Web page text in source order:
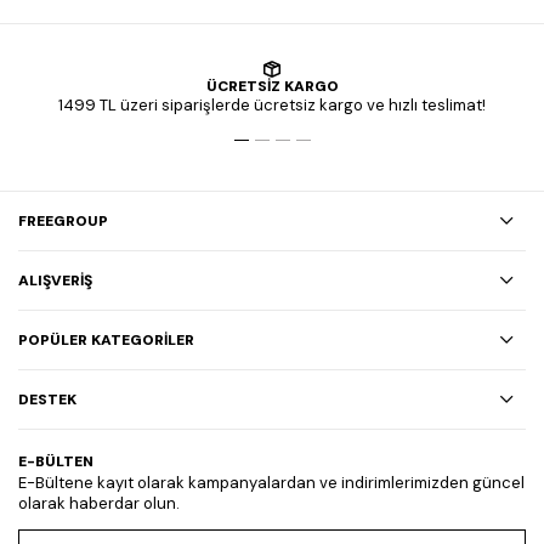
ÜCRETSİZ KARGO
1499 TL üzeri siparişlerde ücretsiz kargo ve hızlı teslimat!
FREEGROUP
ALIŞVERİŞ
POPÜLER KATEGORİLER
DESTEK
E-BÜLTEN
E-Bültene kayıt olarak kampanyalardan ve indirimlerimizden güncel
olarak haberdar olun.